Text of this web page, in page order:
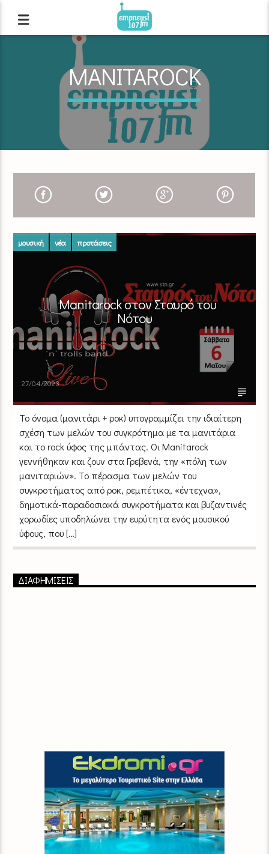
MANITAROCK
μουσική νέα προτάσεις
Manitarock στον Σταυρό του
Νότου
27/04/2023
Το όνομα (μανιτάρι + ροκ) υπογραμμίζει την ιδιαίτερη
σχέση των μελών του συγκρότημα με τα μανιτάρια
και το rock ύφος της μπάντας. Οι Manitarock
γεννήθηκαν και ζουν στα Γρεβενά, την «πόλη των
μανιταριών». Το πέρασμα των μελών του
συγκροτήματος από ροκ, ρεμπέτικα, «έντεχνα»,
δημοτικά-παραδοσιακά συγκροτήματα και βυζαντινές
χορωδίες υποδηλώνει την ευρύτητα ενός μουσικού
ύφους, που […]
ΔΙΑΦΗΜΙΣΕΙΣ